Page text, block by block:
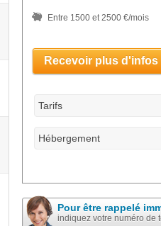
Entre 1500 et 2500 €/mois
Recevoir plus d'infos
Tarifs
Hébergement
Pour être rappelé
indiquez votre numéro de